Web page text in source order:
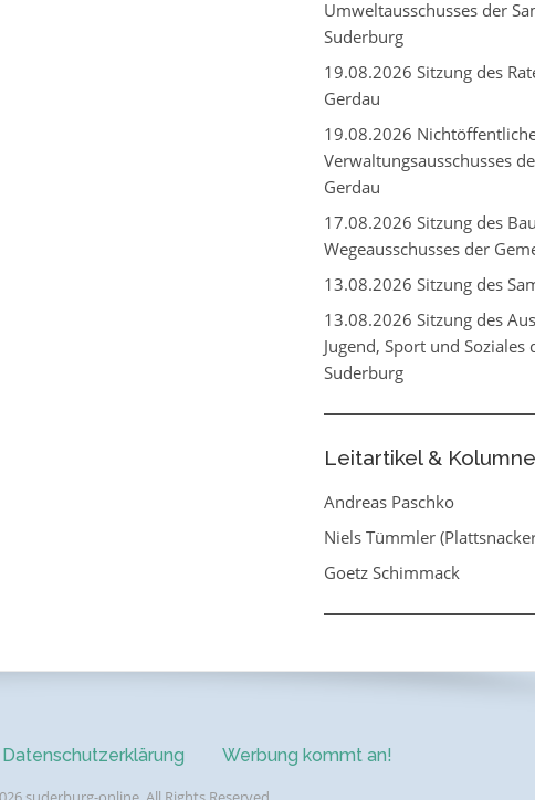
Umweltausschusses der
Suderburg
19.08.2026 Sitzung des
Gerdau
19.08.2026
Verwaltungsausschusses
Gerdau
17.08.2026 Sitzung des
Wegeausschusses der
13.08.2026 Sitzung des
13.08.2026 Sitzung des
Jugend, Sport und Soziales
Suderburg
Leitartikel &
Andreas Paschko
Niels Tümmler
Goetz Schimmack
Datenschutzerklärung Werbung kommt an!